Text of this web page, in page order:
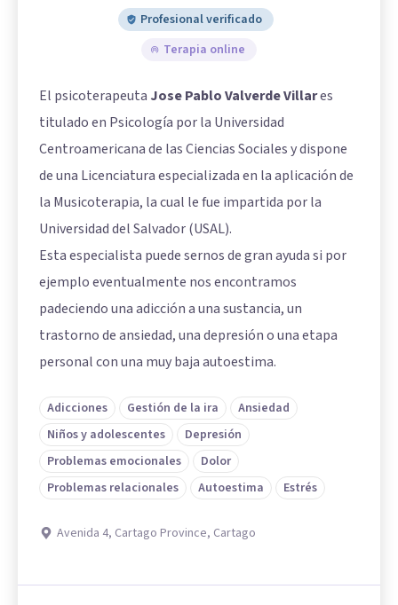
Profesional verificado
Terapia online
El psicoterapeuta Jose Pablo Valverde Villares
titulado en Psicología por la Universidad
Centroamericana de las Ciencias Sociales y dispone
de una Licenciatura especializada en la aplicación de
la Musicoterapia, la cual le fue impartida por la
Universidad del Salvador (USAL).
Esta especialista puede sernos de gran ayuda si por
ejemplo eventualmente nos encontramos
padeciendo una adicción a una sustancia, un
trastorno de ansiedad, una depresión o una etapa
personal con una muy baja autoestima.
Adicciones Gestión de la ira
Ansiedad
Niños y adolescentes
Depresión
Problemas emocionales
Dolor
Problemas relacionales
Autoestima Estrés
Avenida 4, Cartago Province, Cartago